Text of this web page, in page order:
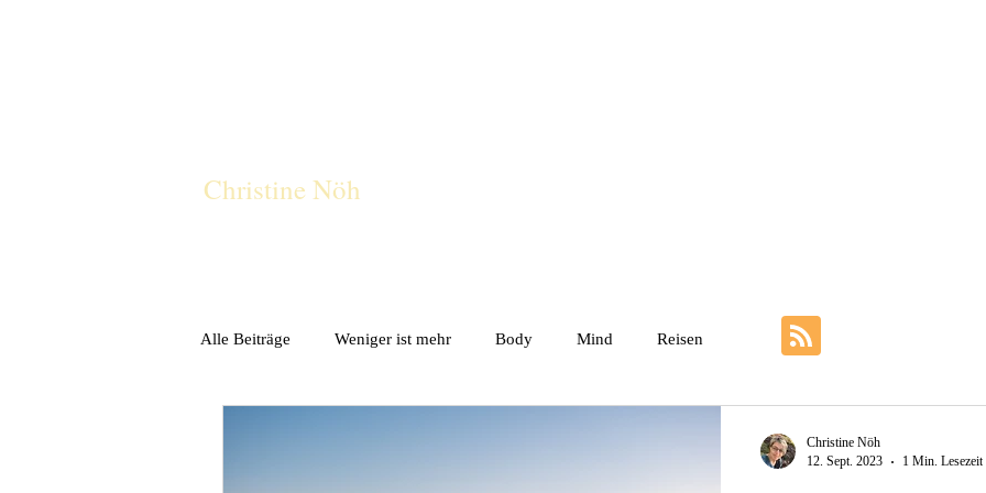
Christine Nöh
Alle Beiträge Weniger ist mehr Body Mind Reisen
Christine Nöh
12. Sept. 2023
1 Min. Lesezeit